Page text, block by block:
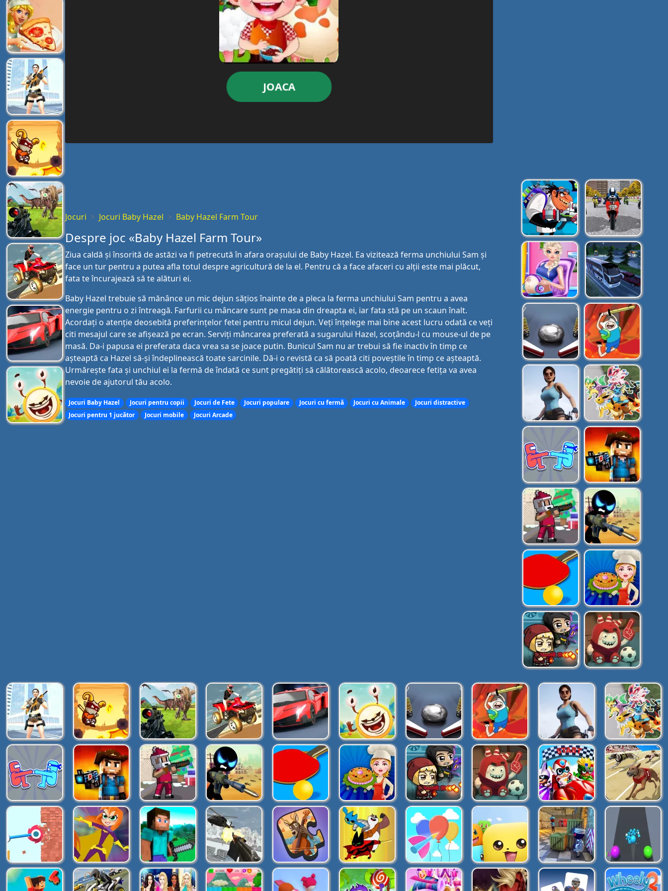
JOACA
Jocuri Jocuri Baby Hazel Baby Hazel Farm Tour
Despre joc «Baby Hazel Farm Tour»
Ziua caldă și însorită de astăzi va fi petrecută în afara orașului de Baby Hazel. Ea vizitează ferma unchiului Sam și
face un tur pentru a putea afla totul despre agricultură de la el. Pentru că a face afaceri cu alții este mai plăcut,
fata te încurajează să te alături ei.
Baby Hazel trebuie să mănânce un mic dejun sățios înainte de a pleca la ferma unchiului Sam pentru a avea
energie pentru o zi întreagă. Farfurii cu mâncare sunt pe masa din dreapta ei, iar fata stă pe un scaun înalt.
Acordați o atenție deosebită preferințelor fetei pentru micul dejun. Veți înțelege mai bine acest lucru odată ce veți
citi mesajul care se afișează pe ecran. Serviți mâncarea preferată a sugarului Hazel, scoțându-l cu mouse-ul de pe
masă. Da-i papusa ei preferata daca vrea sa se joace putin. Bunicul Sam nu ar trebui să fie inactiv în timp ce
așteaptă ca Hazel să-și îndeplinească toate sarcinile. Dă-i o revistă ca să poată citi poveștile în timp ce așteaptă.
Urmărește fata și unchiul ei la fermă de îndată ce sunt pregătiți să călătorească acolo, deoarece fetița va avea
nevoie de ajutorul tău acolo.
Jocuri Baby Hazel Jocuri pentru copii Jocuri de Fete Jocuri populare Jocuri cu fermă Jocuri cu Animale
Jocuri distractive
Jocuri pentru 1 jucător
Jocuri mobile Jocuri Arcade